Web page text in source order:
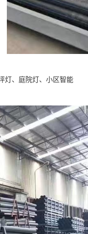
灯、庭院灯、小区智能